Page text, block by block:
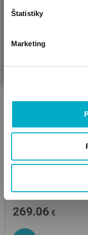
Štatistiky
Marketing
Malo White 3 dielna
269.06 €